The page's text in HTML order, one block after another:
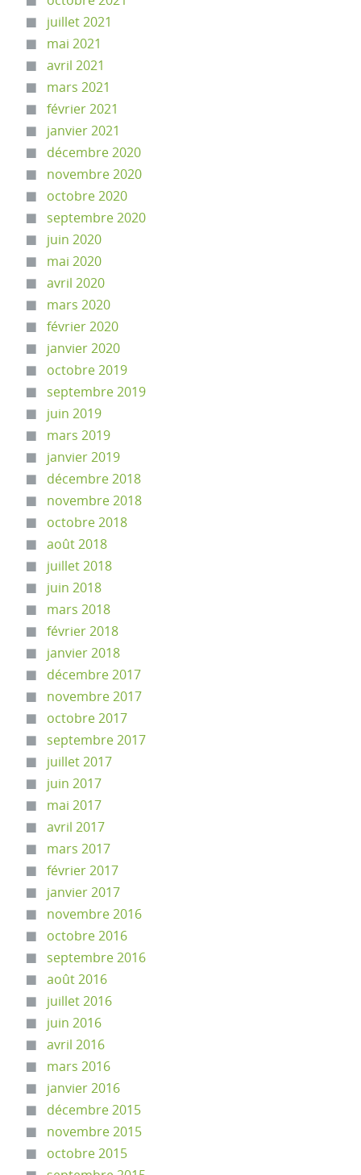
juillet 2021
mai 2021
avril 2021
mars 2021
février 2021
janvier 2021
décembre 2020
novembre 2020
octobre 2020
septembre 2020
juin 2020
mai 2020
avril 2020
mars 2020
février 2020
janvier 2020
octobre 2019
septembre 2019
juin 2019
mars 2019
janvier 2019
décembre 2018
novembre 2018
octobre 2018
août 2018
juillet 2018
juin 2018
mars 2018
février 2018
janvier 2018
décembre 2017
novembre 2017
octobre 2017
septembre 2017
juillet 2017
juin 2017
mai 2017
avril 2017
mars 2017
février 2017
janvier 2017
novembre 2016
octobre 2016
septembre 2016
août 2016
juillet 2016
juin 2016
avril 2016
mars 2016
janvier 2016
décembre 2015
novembre 2015
octobre 2015